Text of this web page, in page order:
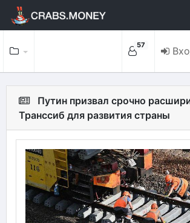
57
Путин призвал срочно
Транссиб для развития страны